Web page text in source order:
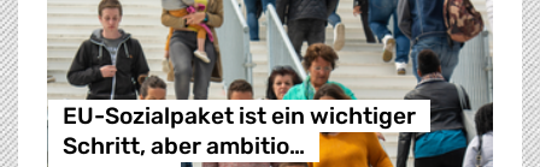
EU-Sozialpaket ist ein wichtiger
Schritt, aber ambitio…